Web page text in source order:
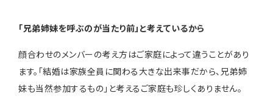
「兄弟姉妹を呼ぶのが当たり前」と考えているから
顔合わせのメンバーの考え方はご家庭によって違うことがあり
ます。「結婚は家族全員に関わる大きな出来事だから、兄弟姉
妹も当然参加するもの」と考えるご家庭も珍しくありません。